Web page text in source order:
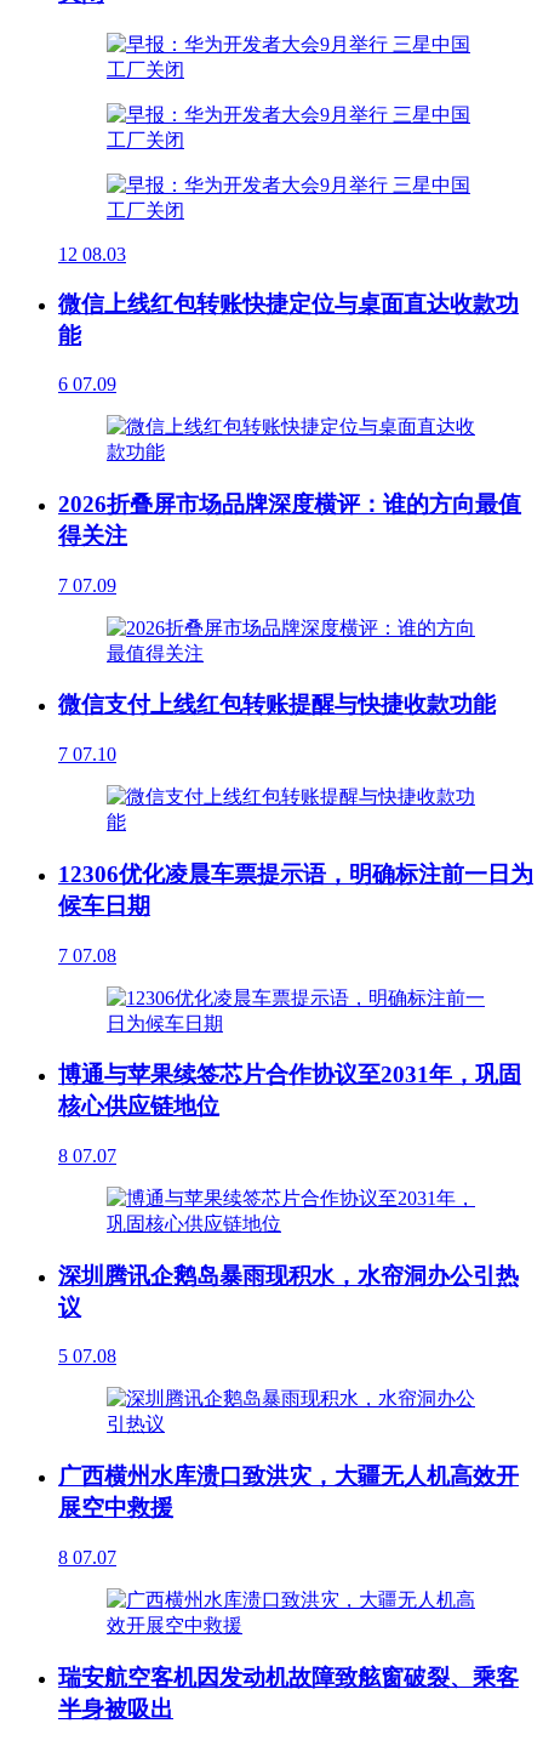
12 08.03
微信上线红包转账快捷定位与桌面直达收款功
能
6 07.09
2026折叠屏市场品牌深度横评：谁的方向最值
得关注
7 07.09
微信支付上线红包转账提醒与快捷收款功能
7 07.10
12306优化凌晨车票提示语，明确标注前一日为
候车日期
7 07.08
博通与苹果续签芯片合作协议至2031年，巩固
核心供应链地位
8 07.07
深圳腾讯企鹅岛暴雨现积水，水帘洞办公引热
议
5 07.08
广西横州水库溃口致洪灾，大疆无人机高效开
展空中救援
8 07.07
瑞安航空客机因发动机故障致舷窗破裂、乘客
半身被吸出